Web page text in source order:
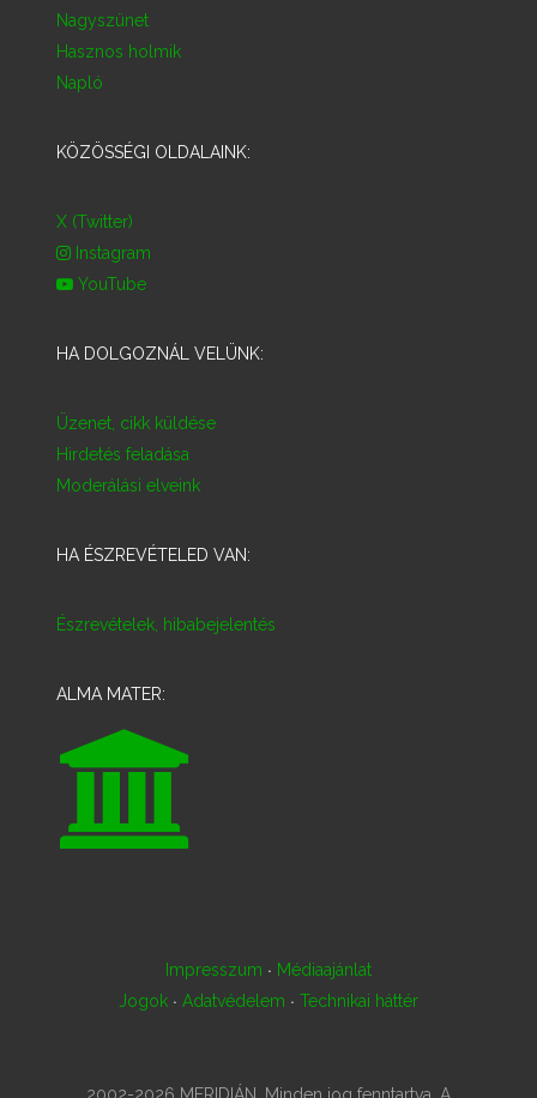
Nagyszünet
Hasznos holmik
Napló
KÖZÖSSÉGI OLDALAINK:
X (Twitter)
Instagram
YouTube
HA DOLGOZNÁL VELÜNK:
Üzenet, cikk küldése
Hirdetés feladása
Moderálási elveink
HA ÉSZREVÉTELED VAN:
Észrevételek, hibabejelentés
ALMA MATER:
Impresszum · Médiaajánlat
Jogok · Adatvédelem · Technikai háttér
2002-2026 MERIDIÁN. Minden jog fenntartva. A